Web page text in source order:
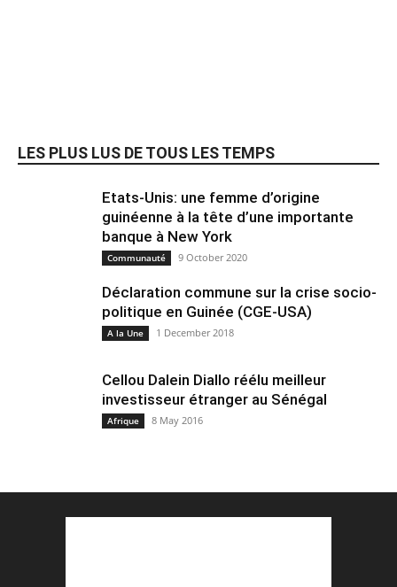
LES PLUS LUS DE TOUS LES TEMPS
Etats-Unis: une femme d’origine
guinéenne à la tête d’une importante
banque à New York
Communauté 9 October 2020
Déclaration commune sur la crise socio-
politique en Guinée (CGE-USA)
A la Une 1 December 2018
Cellou Dalein Diallo réélu meilleur
investisseur étranger au Sénégal
Afrique 8 May 2016